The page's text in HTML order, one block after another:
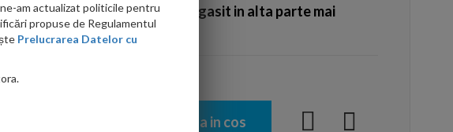
Ati gasit in alta parte mai
Adauga in cos
am actualizat politicile pentru
propuse de Regulamentul
Prelucrarea Datelor cu